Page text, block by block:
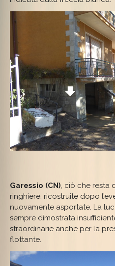
Garessio (CN), ciò che resta
ringhiere, ricostruite dopo
nuovamente asportate. La
sempre dimostrata
straordinarie anche per la
flottante.